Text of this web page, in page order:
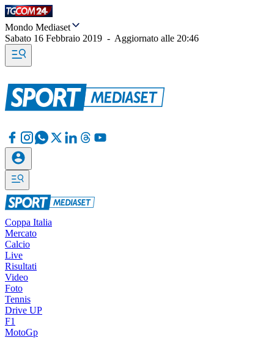
Mondo Mediaset
Sabato 16 Febbraio 2019 - Aggiornato alle 20:46
Coppa Italia
Mercato
Calcio
Live
Risultati
Video
Foto
Tennis
Drive UP
F1
MotoGp